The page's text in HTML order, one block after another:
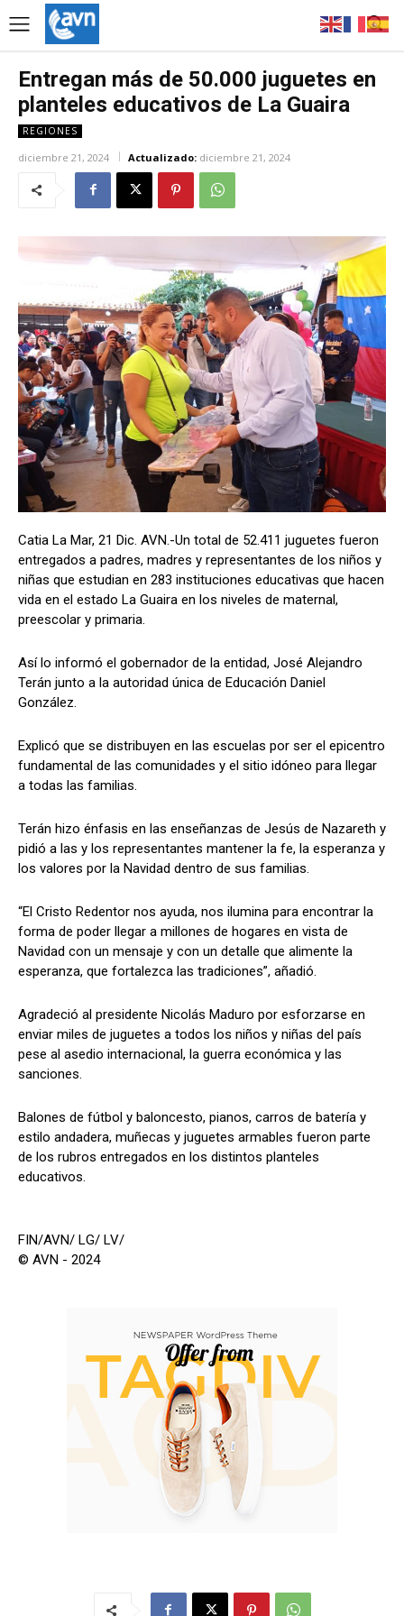
Entregan más de 50.000 juguetes en
planteles educativos de La Guaira
REGIONES
diciembre 21, 2024 Actualizado: diciembre 21, 2024
Catia La Mar, 21 Dic. AVN.-Un total de 52.411 juguetes fueron
entregados a padres, madres y representantes de los niños y
niñas que estudian en 283 instituciones educativas que hacen
vida en el estado La Guaira en los niveles de maternal,
preescolar y primaria.
Así lo informó el gobernador de la entidad, José Alejandro
Terán junto a la autoridad única de Educación Daniel
González.
Explicó que se distribuyen en las escuelas por ser el epicentro
fundamental de las comunidades y el sitio idóneo para llegar
a todas las familias.
Terán hizo énfasis en las enseñanzas de Jesús de Nazareth y
pidió a las y los representantes mantener la fe, la esperanza y
los valores por la Navidad dentro de sus familias.
“El Cristo Redentor nos ayuda, nos ilumina para encontrar la
forma de poder llegar a millones de hogares en vista de
Navidad con un mensaje y con un detalle que alimente la
esperanza, que fortalezca las tradiciones”, añadió.
Agradeció al presidente Nicolás Maduro por esforzarse en
enviar miles de juguetes a todos los niños y niñas del país
pese al asedio internacional, la guerra económica y las
sanciones.
Balones de fútbol y baloncesto, pianos, carros de batería y
estilo andadera, muñecas y juguetes armables fueron parte
de los rubros entregados en los distintos planteles
educativos.
FIN/AVN/ LG/ LV/
© AVN - 2024